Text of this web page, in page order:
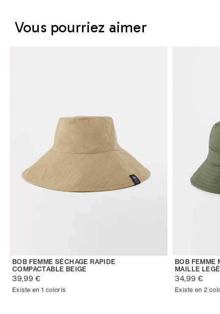
Vous pourriez aimer
BOB FEMME SÉCHAGE RAPIDE
COMPACTABLE BEIGE
39,99 €
Existe en 1 coloris
BOB FEMME
MAILLE
34,99 €
Existe en 2